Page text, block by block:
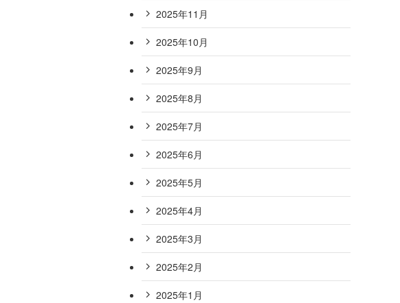
2025年11月
2025年10月
2025年9月
2025年8月
2025年7月
2025年6月
2025年5月
2025年4月
2025年3月
2025年2月
2025年1月